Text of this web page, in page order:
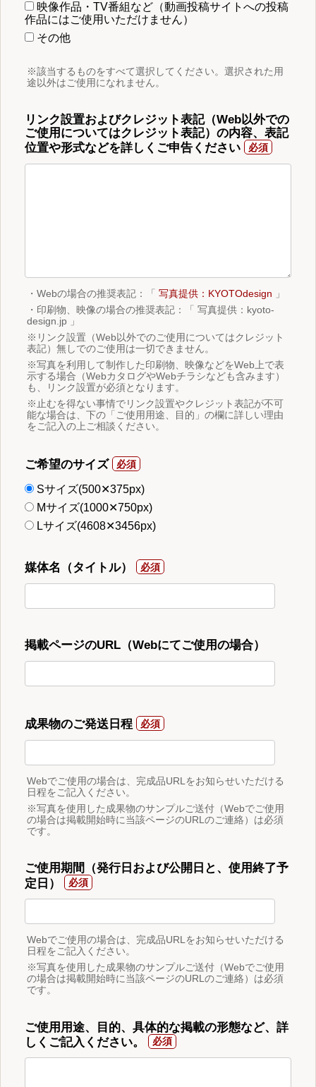
映像作品・TV番組など（動画投稿サイトへの投稿
作品にはご使用いただけません）
その他
※該当するものをすべて選択してください。選択された用
途以外はご使用になれません。
リンク設置およびクレジット表記（Web以外での
ご使用についてはクレジット表記）の内容、表記
位置や形式などを詳しくご申告ください
・Webの場合の推奨表記：「 写真提供：KYOTOdesign 」
・印刷物、映像の場合の推奨表記：「 写真提供：kyoto-
design.jp 」
※リンク設置（Web以外でのご使用についてはクレジット
表記）無しでのご使用は一切できません。
※写真を利用して制作した印刷物、映像などをWeb上で表
示する場合（WebカタログやWebチラシなども含みます）
も、リンク設置が必須となります。
※止むを得ない事情でリンク設置やクレジット表記が不可
能な場合は、下の「ご使用用途、目的」の欄に詳しい理由
をご記入の上ご相談ください。
ご希望のサイズ
Sサイズ(500✕375px)
Mサイズ(1000✕750px)
Lサイズ(4608✕3456px)
媒体名（タイトル）
掲載ページのURL（Webにてご使用の場合）
成果物のご発送日程
Webでご使用の場合は、完成品URLをお知らせいただける
日程をご記入ください。
※写真を使用した成果物のサンプルご送付（Webでご使用
の場合は掲載開始時に当該ページのURLのご連絡）は必須
です。
ご使用期間（発行日および公開日と、使用終了予
定日）
Webでご使用の場合は、完成品URLをお知らせいただける
日程をご記入ください。
※写真を使用した成果物のサンプルご送付（Webでご使用
の場合は掲載開始時に当該ページのURLのご連絡）は必須
です。
ご使用用途、目的、具体的な掲載の形態など、詳
しくご記入ください。